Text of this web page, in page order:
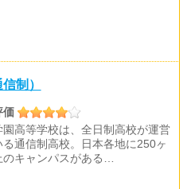
制）
価
園高等学校は、全日制高校が運営
る通信制高校。日本各地に250ヶ
のキャンパスがある…